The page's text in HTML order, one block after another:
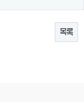
목록